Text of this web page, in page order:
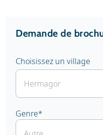
Demande de
Choisissez un village
Genre*